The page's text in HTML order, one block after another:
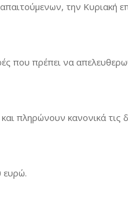
την Κυριακή
που πρέπει να
πληρώνουν κανονικά τις
ευρώ.